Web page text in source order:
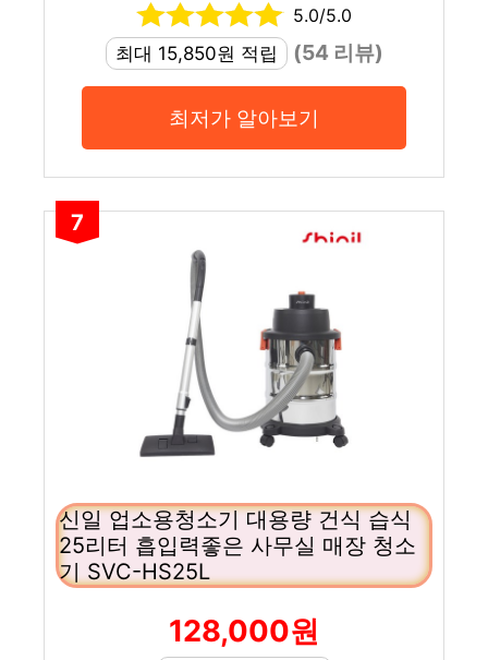
5.0/5.0
최대 15,850원 적립
(54 리뷰)
최저가 알아보기
7
신일 업소용청소기 대용량 건식 습식
25리터 흡입력좋은 사무실 매장 청소
기 SVC-HS25L
128,000원